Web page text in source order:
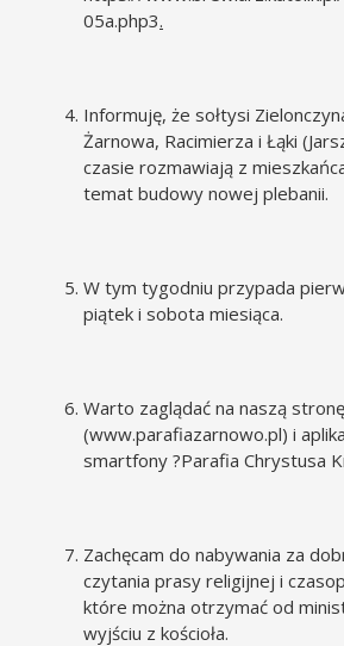
05a.php3.
Informuję, że sołtysi
Żarnowa, Racimierza i Łąki
czasie rozmawiają z
temat budowy nowej plebanii.
W tym tygodniu przypada
piątek i sobota miesiąca.
Warto zaglądać na naszą
(www.parafiazarnowo.pl) i
smartfony ?Parafia Chrystusa
Zachęcam do nabywania za
czytania prasy religijnej i
które można otrzymać od
wyjściu z kościoła.